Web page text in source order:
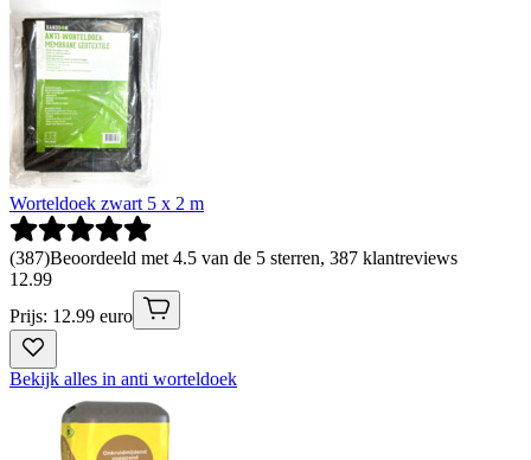
Worteldoek zwart 5 x 2 m
(387)Beoordeeld met 4.5 van de 5 sterren, 387 klantreviews
12.99
Prijs: 12.99 euro
Bekijk alles in anti worteldoek